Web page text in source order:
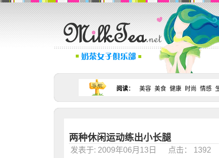
阅读： 美容 美食 健康 时尚 情感
两种休闲运动练出小长腿
发表于: 2009年06月13日 点击： 1392